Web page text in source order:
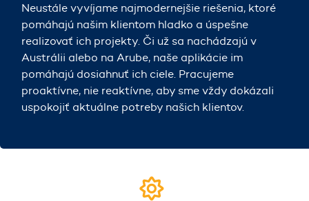
Neustále vyvíjame najmodernejšie riešenia, ktoré
pomáhajú našim klientom hladko a úspešne
realizovať ich projekty. Či už sa nachádzajú v
Austrálii alebo na Arube, naše aplikácie im
pomáhajú dosiahnuť ich ciele. Pracujeme
proaktívne, nie reaktívne, aby sme vždy dokázali
uspokojiť aktuálne potreby našich klientov.